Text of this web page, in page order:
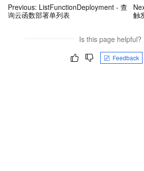
Previous: ListFunctionDeployment - 查
询云函数部署单列表
触
Is this page helpful?
Feedback